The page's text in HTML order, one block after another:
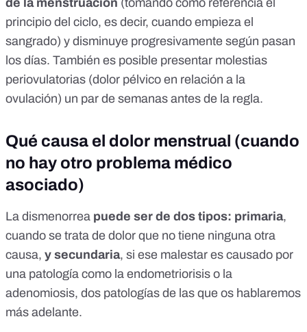
de la menstruación (tomando como referencia el
principio del ciclo, es decir, cuando empieza el
sangrado) y disminuye progresivamente según pasan
los días. También es posible presentar molestias
periovulatorias (dolor pélvico en relación a la
ovulación) un par de semanas antes de la regla.
Qué causa el dolor menstrual (cuando
no hay otro problema médico
asociado)
La dismenorrea puede ser de dos tipos: primaria,
cuando se trata de dolor que no tiene ninguna otra
causa, y secundaria, si ese malestar es causado por
una patología como la endometriorisis o la
adenomiosis, dos patologías de las que os hablaremos
más adelante.